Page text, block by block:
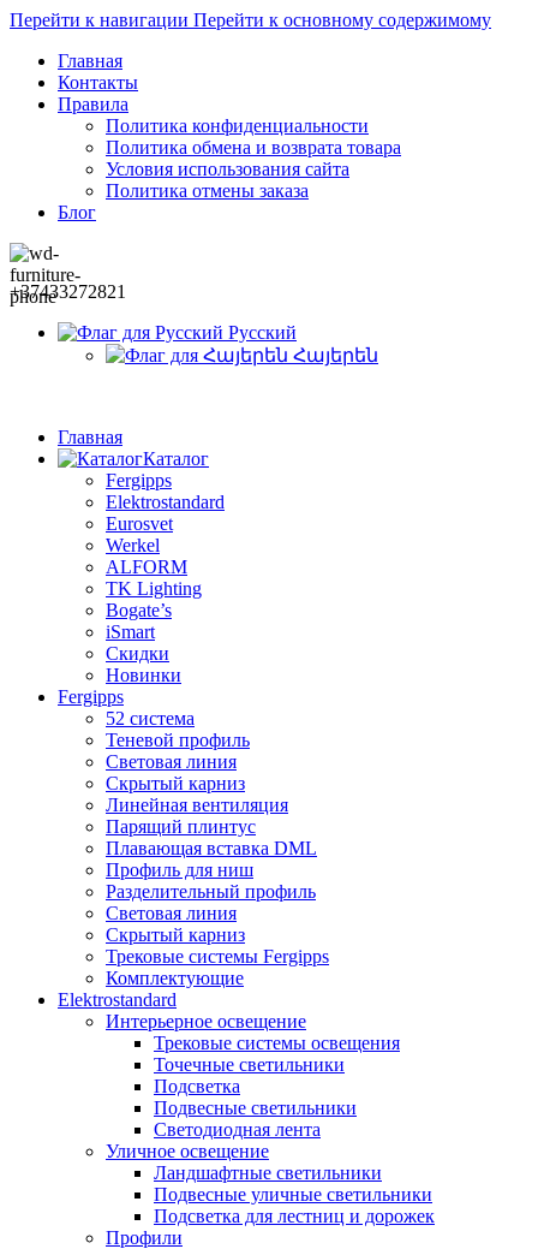
Перейти к навигации Перейти к основному содержимому
Главная
Контакты
Правила
Политика конфиденциальности
Политика обмена и возврата товара
Условия использования сайта
Политика отмены заказа
Блог
+37433272821
Русский
Հայերեն
Главная
Каталог
Fergipps
Elektrostandard
Eurosvet
Werkel
ALFORM
TK Lighting
Bogate’s
iSmart
Скидки
Новинки
Fergipps
52 система
Теневой профиль
Световая линия
Скрытый карниз
Линейная вентиляция
Парящий плинтус
Плавающая вставка DML
Профиль для ниш
Разделительный профиль
Световая линия
Скрытый карниз
Трековые системы Fergipps
Комплектующие
Elektrostandard
Интерьерное освещение
Трековые системы освещения
Точечные светильники
Подсветка
Подвесные светильники
Светодиодная лента
Уличное освещение
Ландшафтные светильники
Подвесные уличные светильники
Подсветка для лестниц и дорожек
Профили